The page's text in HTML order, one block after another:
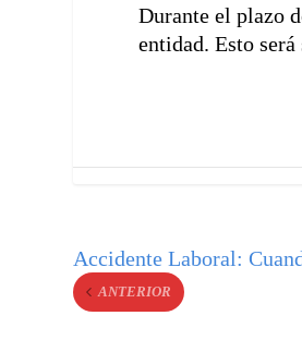
Durante el plazo
entidad. Esto
Accidente Laboral:
ANTERIOR